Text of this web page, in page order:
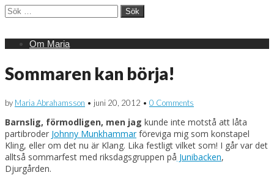
Sök
efter:
Main
Skip
Om Maria
Sommaren kan börja!
by Maria Abrahamsson • juni 20, 2012 • 0 Comments
Barnslig, förmodligen, men jag kunde inte motstå att låta
partibroder Johnny Munkhammarföreviga mig som konstapel
Kling, eller om det nu är Klang. Lika festligt vilket som! I går var det
alltså sommarfest med riksdagsgruppen på Junibacken,
Djurgården.